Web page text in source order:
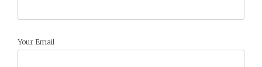
Your Email